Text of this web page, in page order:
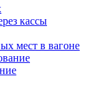
кассы
мест в вагоне